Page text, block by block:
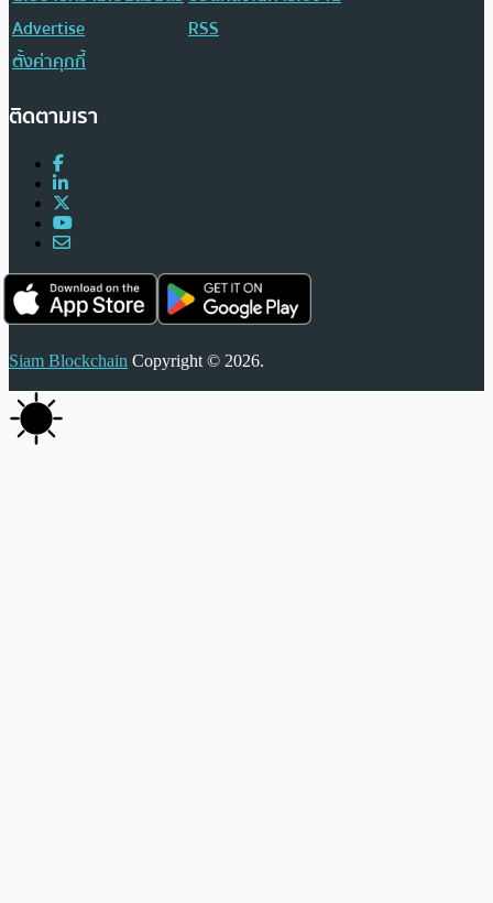
Advertise
RSS
ตั้งค่าคุกกี้
ติดตามเรา
Siam Blockchain Copyright © 2026.